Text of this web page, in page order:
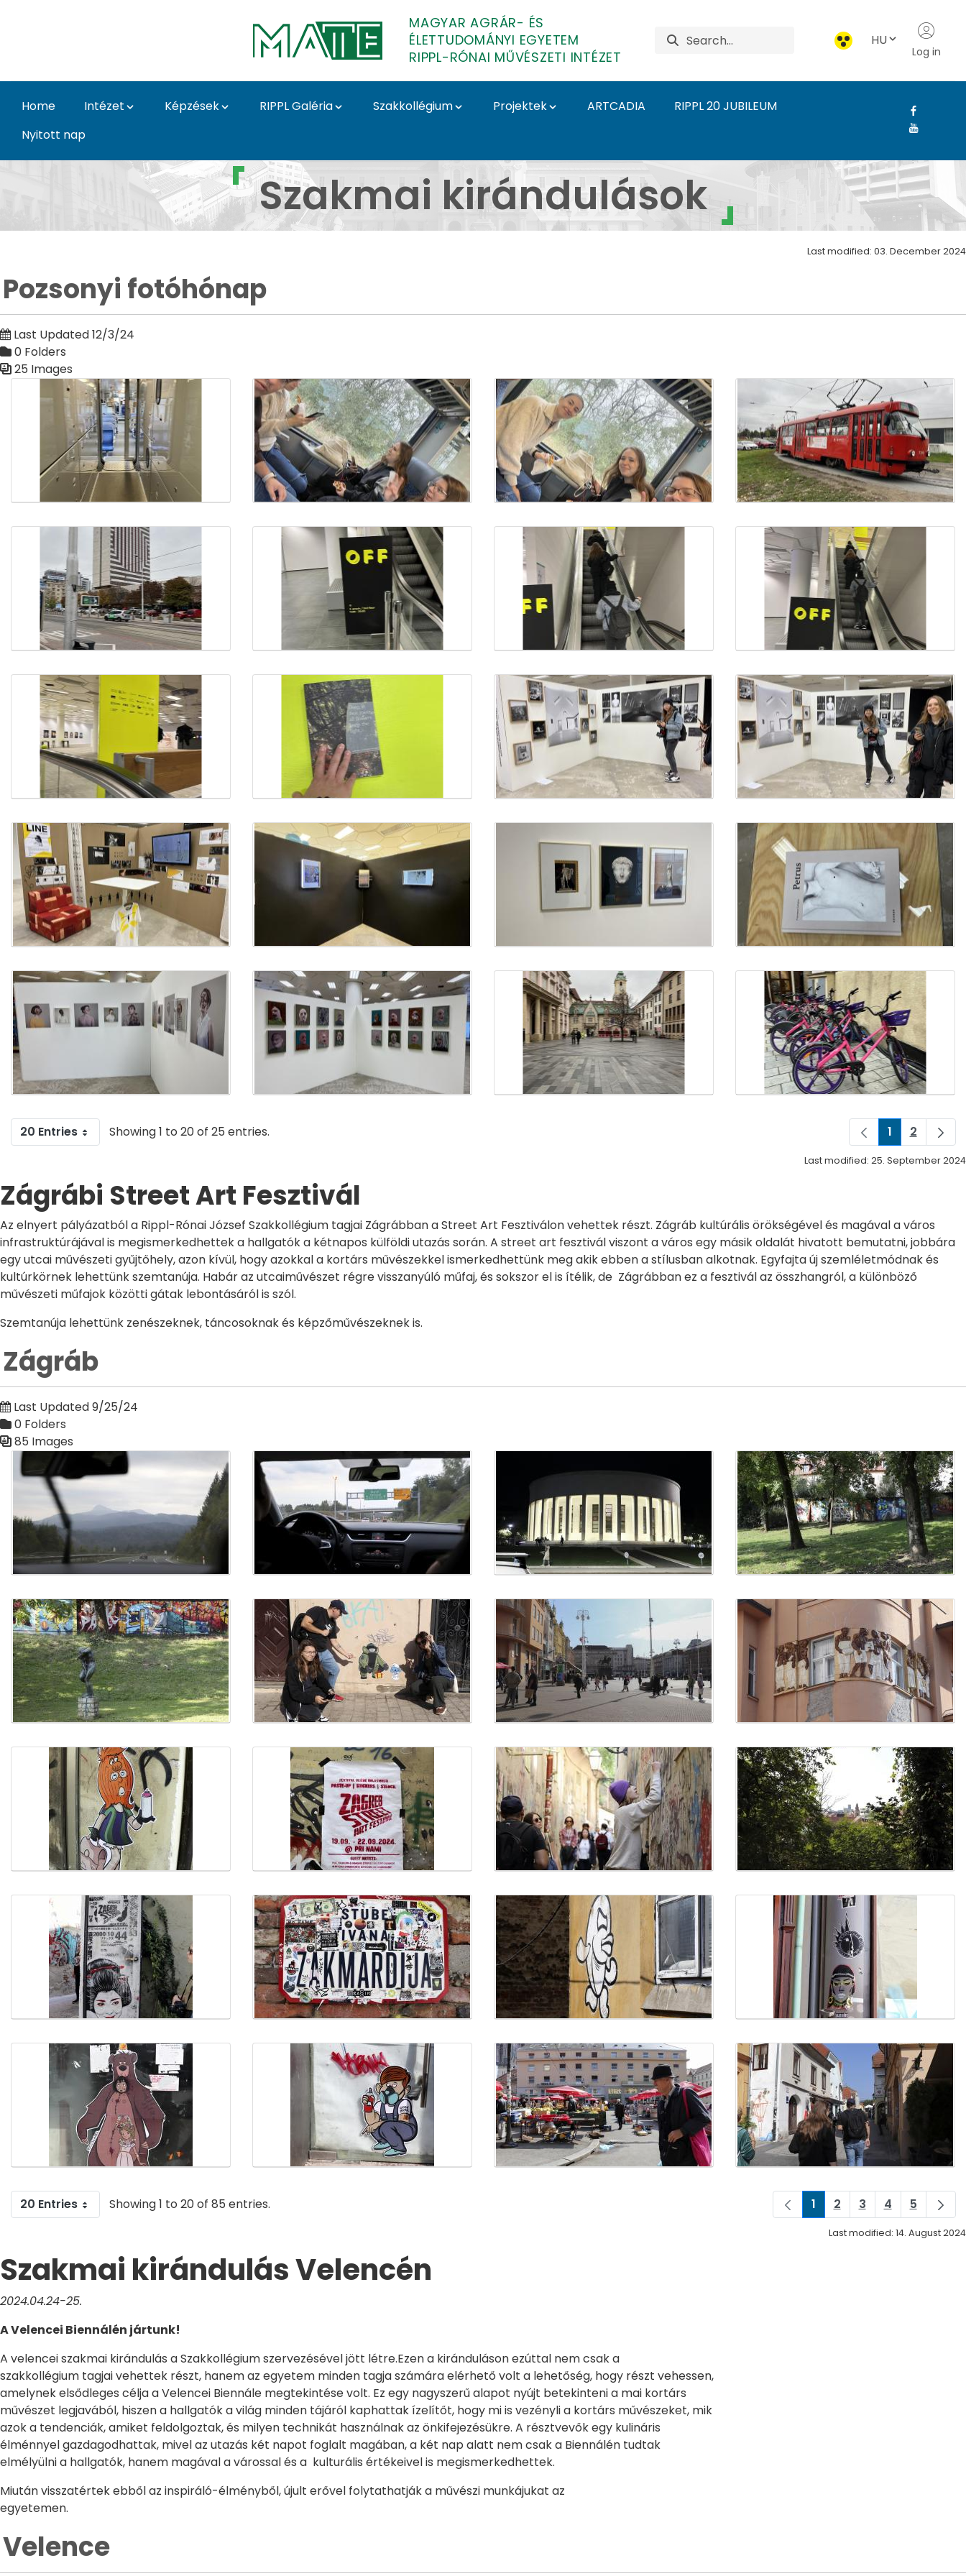
MAGYAR AGRÁR- ÉS
ÉLETTUDOMÁNYI EGYETEM
RIPPL-RÓNAI MŰVÉSZETI INTÉZET
HU
Log in
Home Intézet Képzések RIPPL Galéria Szakkollégium Projektek ARTCADIA
RIPPL 20 JUBILEUM
Nyitott nap
Pozsonyi fotóhónap Zágráb Velence Bécs Bárdudvarnok -
Szakmai kirándulások
Last modified: 03. December 2024
Pozsonyi fotóhónap
Last Updated 12/3/24
0 Folders
25 Images
Media Gallery
20 Entries Showing 1 to 20 of 25 entries. Page
1 Page
2
Last modified: 25. September 2024
Zágrábi Street Art Fesztivál
Az elnyert pályázatból a Rippl-Rónai József Szakkollégium tagjai Zágrábban a Street Art Fesztiválon vehettek részt. Zágráb kultúrális örökségével és magával a város
infrastruktúrájával is megismerkedhettek a hallgatók a kétnapos külföldi utazás során. A street art fesztivál viszont a város egy másik oldalát hivatott bemutatni, jobbára
egy utcai művészeti gyűjtőhely, azon kívül, hogy azokkal a kortárs művészekkel ismerkedhettünk meg akik ebben a stílusban alkotnak. Egyfajta új szemléletmódnak és
kultúrkörnek lehettünk szemtanúja. Habár az utcaiművészet régre visszanyúló műfaj, és sokszor el is ítélik, de Zágrábban ez a fesztivál az összhangról, a különböző
művészeti műfajok közötti gátak lebontásáról is szól.
Szemtanúja lehettünk zenészeknek, táncosoknak és képzőművészeknek is.
Zágráb
Last Updated 9/25/24
0 Folders
85 Images
Media Gallery
20 Entries Showing 1 to 20 of 85 entries. Page
1 Page
2 Page
3 Page
4 Page
5
Last modified: 14. August 2024
Szakmai kirándulás Velencén
2024.04.24-25.
A Velencei Biennálén jártunk!
A velencei szakmai kirándulás a Szakkollégium szervezésével jött létre.Ezen a kiránduláson ezúttal nem csak a
szakkollégium tagjai vehettek részt, hanem az egyetem minden tagja számára elérhető volt a lehetőség, hogy részt vehessen,
amelynek elsődleges célja a Velencei Biennále megtekintése volt. Ez egy nagyszerű alapot nyújt betekinteni a mai kortárs
művészet legjavából, hiszen a hallgatók a világ minden tájáról kaphattak ízelítőt, hogy mi is vezényli a kortárs művészeket, mik
azok a tendenciák, amiket feldolgoztak, és milyen technikát használnak az önkifejezésükre. A résztvevők egy kulináris
élménnyel gazdagodhattak, mivel az utazás két napot foglalt magában, a két nap alatt nem csak a Biennálén tudtak
elmélyülni a hallgatók, hanem magával a várossal és a kulturális értékeivel is megismerkedhettek.
Miután visszatértek ebből az inspiráló-élményből, újult erővel folytathatják a művészi munkájukat az
egyetemen.
Velence